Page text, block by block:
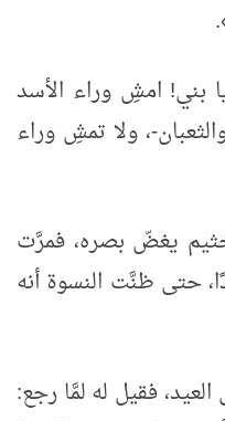
بني! امشِ وراء الأسد
، ولا تمشِ وراء
يغضّ بصره، فمرَّت
حتى ظنَّت النسوة أنه
فقيل له لمَّا رجع: